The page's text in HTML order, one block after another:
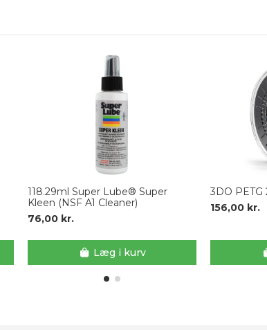
118.29ml Super Lube® Super
Kleen (NSF A1 Cleaner)
76,00 kr.
Læg i kurv
3DO PETG
156,00 kr.